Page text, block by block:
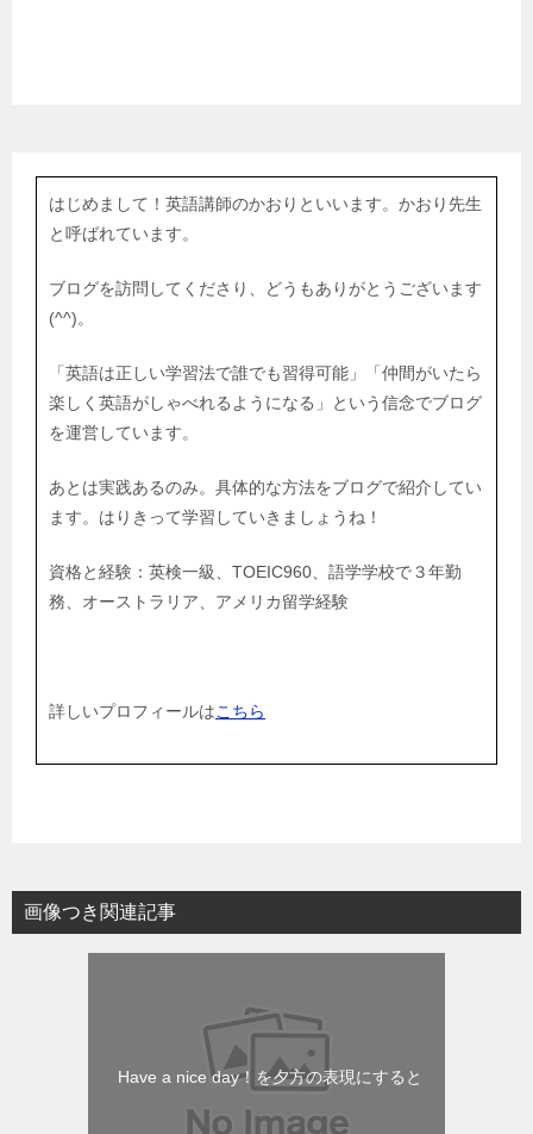
はじめまして！英語講師のかおりといいます。かおり先生
と呼ばれています。
ブログを訪問してくださり、どうもありがとうございます
(^^)。
「英語は正しい学習法で誰でも習得可能」「仲間がいたら
楽しく英語がしゃべれるようになる」という信念でブログ
を運営しています。
あとは実践あるのみ。具体的な方法をブログで紹介してい
ます。はりきって学習していきましょうね！
資格と経験：英検一級、TOEIC960、語学学校で３年勤
務、オーストラリア、アメリカ留学経験
詳しいプロフィールはこちら
画像つき関連記事
Have a nice day！を夕方の表現にすると